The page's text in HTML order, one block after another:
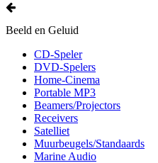
Beeld en Geluid
CD-Speler
DVD-Spelers
Home-Cinema
Portable MP3
Beamers/Projectors
Receivers
Satelliet
Muurbeugels/Standaards
Marine Audio